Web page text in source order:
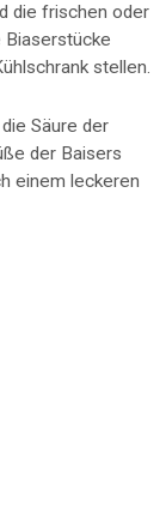
die frischen oder
stellen.
Säure der
der Baisers
einem leckeren